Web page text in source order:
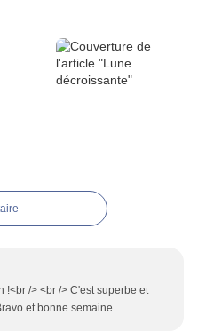
!<br /> <br /> C'est superbe et
et bonne semaine